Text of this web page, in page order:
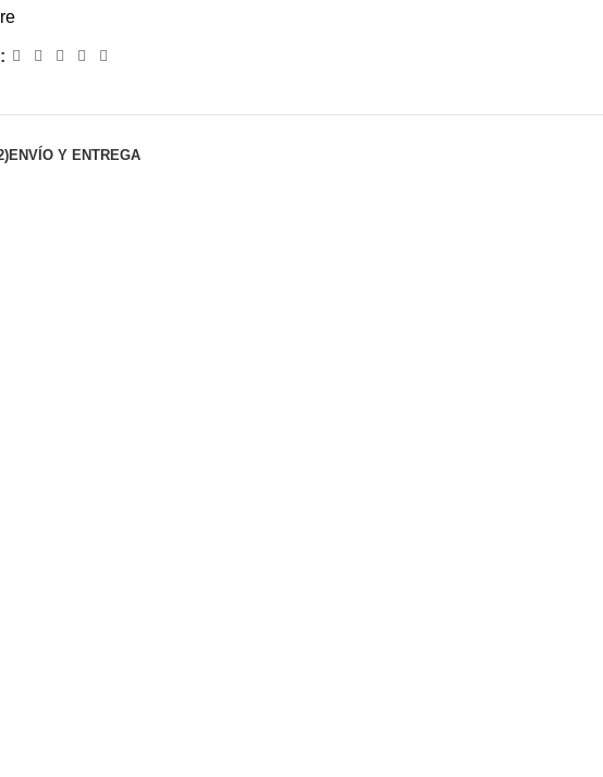
ENVÍO Y ENTREGA